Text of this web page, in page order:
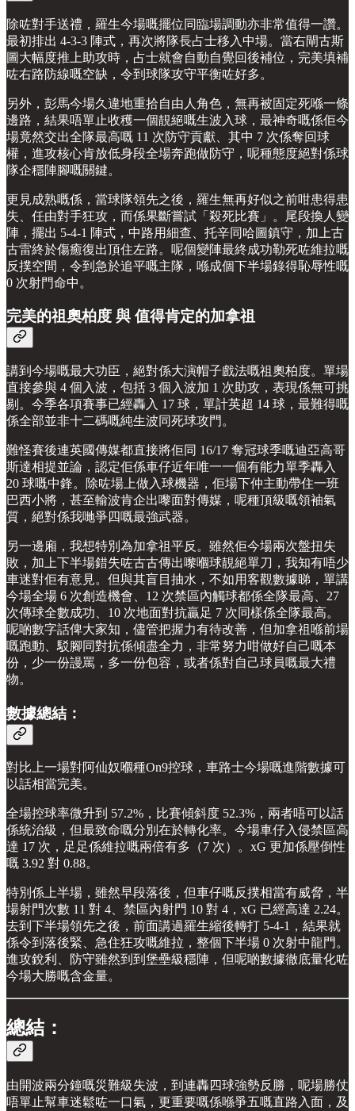
除咗對手送禮，羅生今場嘅擺位同臨場調動亦非常值得一讚。
最初排出 4-3-3 陣式，再次將隊長占士移入中場。當右閘古斯
圖大幅度推上助攻時，占士就會自動自覺回後補位，完美填補
咗右路防線嘅空缺，令到球隊攻守平衡咗好多。
另外，彭馬今場久違地重拾自由人角色，無再被固定死喺一條
邊路，結果唔單止收穫一個靚絕嘅生波入球，最神奇嘅係佢今
場竟然交出全隊最高嘅 11 次防守貢獻、其中 7 次係奪回球
權，進攻核心肯放低身段全場奔跑做防守，呢種態度絕對係球
隊企穩陣腳嘅關鍵。
更見成熟嘅係，當球隊領先之後，羅生無再好似之前咁患得患
失、任由對手狂攻，而係果斷嘗試「殺死比賽」。尾段換人變
陣，擺出 5-4-1 陣式，中路用細查、托辛同哈圖鎮守，加上古
古雷終於傷癒復出頂住左路。呢個變陣最終成功勒死咗維拉嘅
反撲空間，令到急於追平嘅主隊，喺成個下半場錄得恥辱性嘅
0 次射門命中。
完美的祖奧柏度 與 值得肯定的加拿祖
講到今場嘅最大功臣，絕對係大演帽子戲法嘅祖奧柏度。單場
直接參與 4 個入波，包括 3 個入波加 1 次助攻，表現係無可挑
剔。今季各項賽事已經轟入 17 球，單計英超 14 球，最難得嘅
係全部並非十二碼嘅純生波同死球攻門。
難怪賽後連英國傳媒都直接將佢同 16/17 奪冠球季嘅迪亞高哥
斯達相提並論，認定佢係車仔近年唯一一個有能力單季轟入
20 球嘅中鋒。除咗場上做入球機器，佢場下仲主動帶住一班
巴西小將，甚至輸波肯企出嚟面對傳媒，呢種頂級嘅領袖氣
質，絕對係我哋爭四嘅最強武器。
另一邊廂，我想特別為加拿祖平反。雖然佢今場兩次盤扭失
敗，加上下半場錯失咗古古傳出嚟嗰球靚絕單刀，我知有唔少
車迷對佢有意見。但與其盲目抽水，不如用客觀數據睇，單講
今場全場 6 次創造機會、12 次禁區內觸球都係全隊最高、27
次傳球全數成功、10 次地面對抗贏足 7 次同樣係全隊最高。
呢啲數字話俾大家知，儘管把握力有待改善，但加拿祖喺前場
嘅跑動、駁腳同對抗係傾盡全力，非常努力咁做好自己嘅本
份，少一份謾罵，多一份包容，或者係對自己球員嘅最大禮
物。
數據總結：
對比上一場對阿仙奴嗰種On9控球，車路士今場嘅進階數據可
以話相當完美。
全場控球率微升到 57.2%，比賽傾斜度 52.3%，兩者唔可以話
係統治級，但最致命嘅分別在於轉化率。今場車仔入侵禁區高
達 17 次，足足係維拉嘅兩倍有多（7 次）。xG 更加係壓倒性
嘅 3.92 對 0.88。
特別係上半場，雖然早段落後，但車仔嘅反撲相當有威脅，半
場射門次數 11 對 4、禁區內射門 10 對 4，xG 已經高達 2.24。
去到下半場領先之後，前面講過羅生縮後轉打 5-4-1，結果就
係令到落後緊、急住狂攻嘅維拉，整個下半場 0 次射中龍門。
進攻銳利、防守雖然到到堡壘級穩陣，但呢啲數據徹底量化咗
今場大勝嘅含金量。
總結：
由開波兩分鐘嘅災難級失波，到連轟四球強勢反勝，呢場勝仗
唔單止幫車迷鬆咗一口氣，更重要嘅係喺爭五嘅直路入面，及